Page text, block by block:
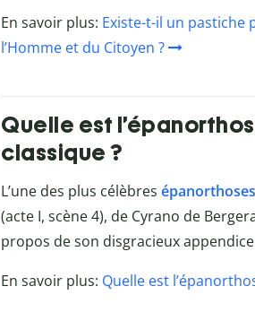
En savoir plus: Existe-t-il un pastiche
l’Homme et du Citoyen ?
Quelle est
classique ?
L’une des plus célèbres épanorthoses
(acte I, scène 4), de Cyrano de
propos de son disgracieux appendice
En savoir plus: Quelle est